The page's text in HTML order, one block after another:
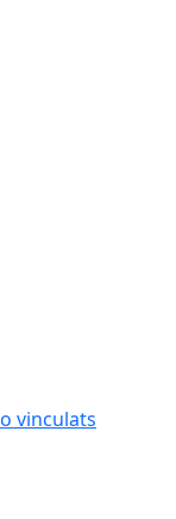
vinculats